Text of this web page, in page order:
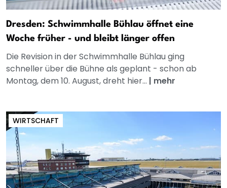
Dresden: Schwimmhalle Bühlau öffnet eine
Woche früher - und bleibt länger offen
Die Revision in der Schwimmhalle Bühlau ging
schneller über die Bühne als geplant - schon ab
Montag, dem 10. August, dreht hier... | mehr
WIRTSCHAFT